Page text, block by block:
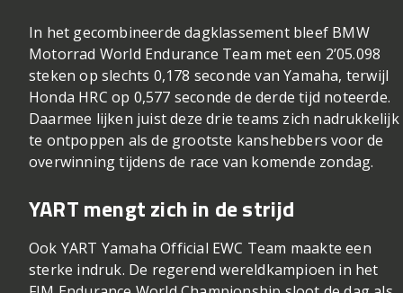
In het gecombineerde dagklassement bleef BMW
Motorrad World Endurance Team met een 2’05.098
steken op slechts 0,178 seconde van Yamaha, terwijl
Honda HRC op 0,577 seconde de derde tijd noteerde.
Daarmee lijken juist deze drie teams zich nadrukkelijk
te ontpoppen als de grootste kanshebbers voor de
overwinning tijdens de race van komende zondag.
YART mengt zich in de strijd
Ook YART Yamaha Official EWC Team maakte een
sterke indruk. De regerend wereldkampioen in het